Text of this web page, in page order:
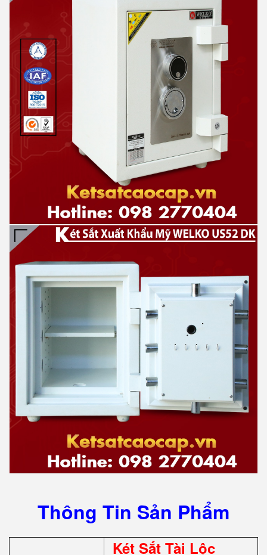
Thông Tin Sản Phẩm
Két Sắt Tài Lộc